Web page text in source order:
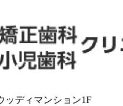
ディマンション1F